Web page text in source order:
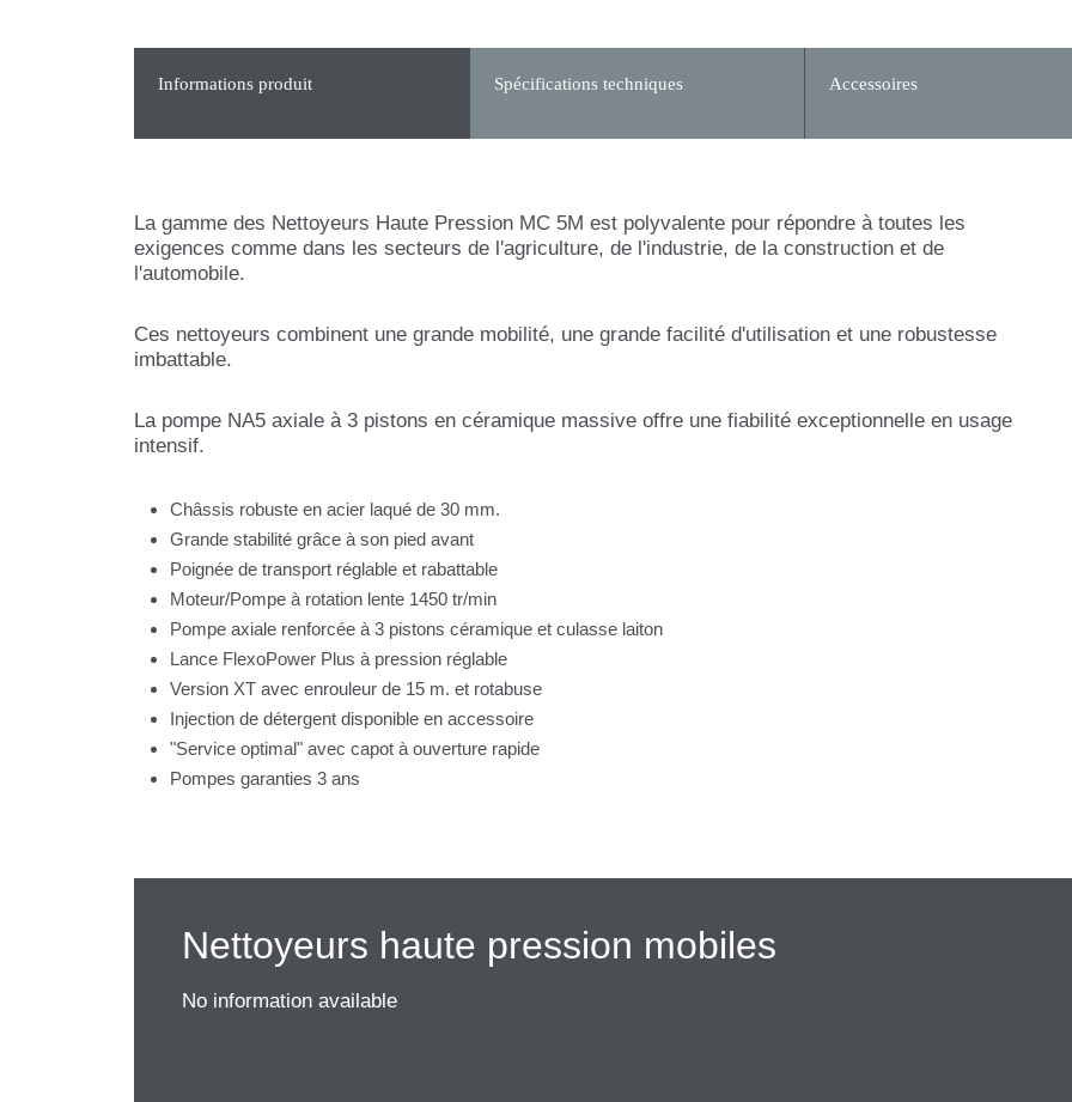
Informations produit Spécifications techniques Accessoires
La gamme des Nettoyeurs Haute Pression MC 5M est polyvalente pour répondre à toutes les
exigences comme dans les secteurs de l'agriculture, de l'industrie, de la construction et de
l'automobile.
Ces nettoyeurs combinent une grande mobilité, une grande facilité d'utilisation et une robustesse
imbattable.
La pompe NA5 axiale à 3 pistons en céramique massive offre une fiabilité exceptionnelle en usage
intensif.
Châssis robuste en acier laqué de 30 mm.
Grande stabilité grâce à son pied avant
Poignée de transport réglable et rabattable
Moteur/Pompe à rotation lente 1450 tr/min
Pompe axiale renforcée à 3 pistons céramique et culasse laiton
Lance FlexoPower Plus à pression réglable
Version XT avec enrouleur de 15 m. et rotabuse
Injection de détergent disponible en accessoire
"Service optimal" avec capot à ouverture rapide
Pompes garanties 3 ans
Nettoyeurs haute pression mobiles
No information available